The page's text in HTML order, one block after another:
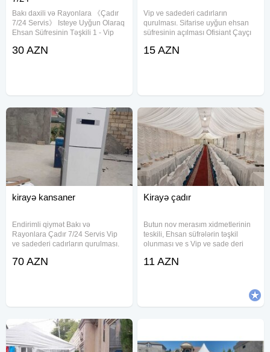
Bakı daxili və Rayonlara 《Çadır
7/24 Servis》 Isteye Uyğun Olaraq
Ehsan Süfresinin Təşkili 1 - Vip
maşını 4 - Kondisaner 5 - Defn
30 AZN
Vip ve sadederi cadırların
qurulması. Sifarise uyğun ehsan
süfresinin açılması Ofisiant Çayçı
stul Samavar Kiraye cadır, çadır,
15 AZN
kirayə kansaner
Endirimli qiymət Bakı və
Rayonlara Çadır 7/24 Servis Vip
ve sadederi cadırların qurulması.
açılması Ofisiant Çayçı Qabyuyan
70 AZN
Kirayə çadır
Butun nov merasım xidmetlerinin
teskili, Ehsan süfrələrin təşkil
olunması ve s Vip ve sade deri
Qaşıq Ofisiant Çayçi Qabyu yan
11 AZN